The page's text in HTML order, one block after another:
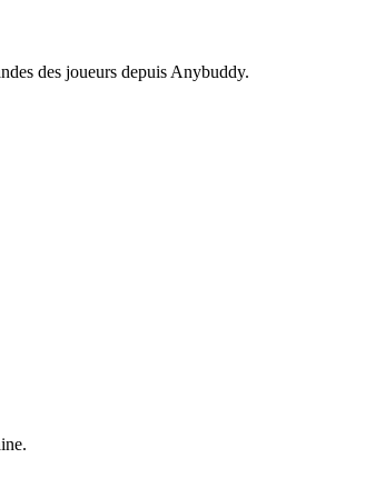
des joueurs depuis Anybuddy.